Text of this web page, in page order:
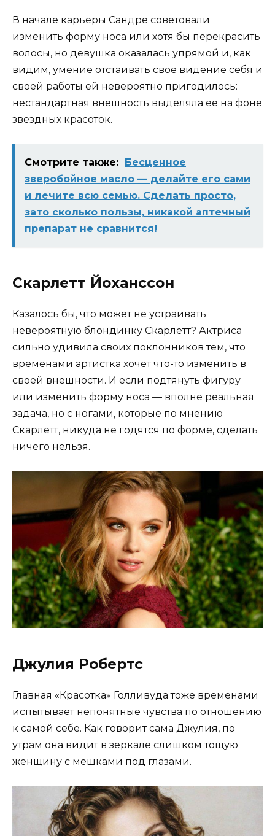
В начале карьеры Сандре советовали
изменить форму носа или хотя бы перекрасить
волосы, но девушка оказалась упрямой и, как
видим, умение отстаивать свое видение себя и
своей работы ей невероятно пригодилось:
нестандартная внешность выделяла ее на фоне
звездных красоток.
Смотрите также: Бесценное
зверобойное масло — делайте его сами
и лечите всю семью. Сделать просто,
зато сколько пользы, никакой аптечный
препарат не сравнится!
Скарлетт Йоханссон
Казалось бы, что может не устраивать
невероятную блондинку Скарлетт? Актриса
сильно удивила своих поклонников тем, что
временами артистка хочет что-то изменить в
своей внешности. И если подтянуть фигуру
или изменить форму носа — вполне реальная
задача, но с ногами, которые по мнению
Скарлетт, никуда не годятся по форме, сделать
ничего нельзя.
Джулия Робертс
Главная «Красотка» Голливуда тоже временами
испытывает непонятные чувства по отношению
к самой себе. Как говорит сама Джулия, по
утрам она видит в зеркале слишком тощую
женщину с мешками под глазами.